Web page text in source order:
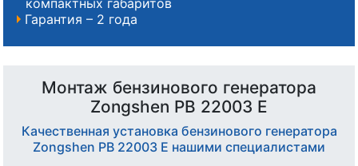
Гарантия – 2 года
Монтаж бензинового генератора
Zongshen PB 22003 E
Качественная установка бензинового генератора
Zongshen PB 22003 E нашими специалистами